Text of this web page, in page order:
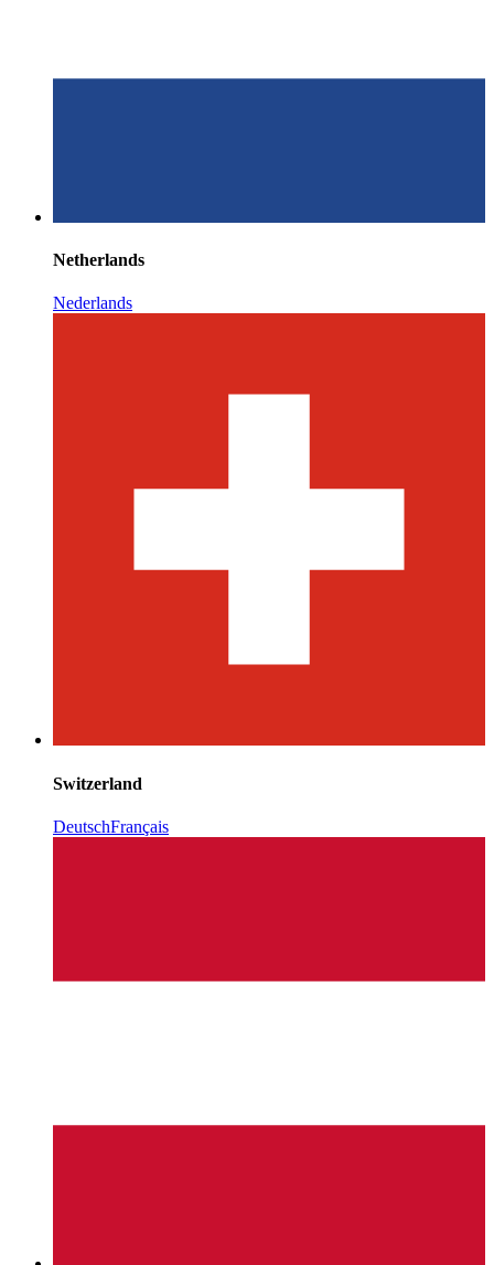
Netherlands
Nederlands
Switzerland
DeutschFrançais